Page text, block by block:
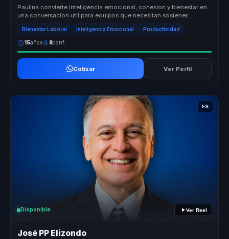
Paulina convierte inteligencia emocional, cohesion y bienestar en
una conversacion util para equipos que necesitan sostener
productividad...
Bienestar Laboral Inteligencia Emocional Productividad
15años 8conf.
Cotizar Ver Perfil
ES
Disponible Ver Reel
José PP Elizondo